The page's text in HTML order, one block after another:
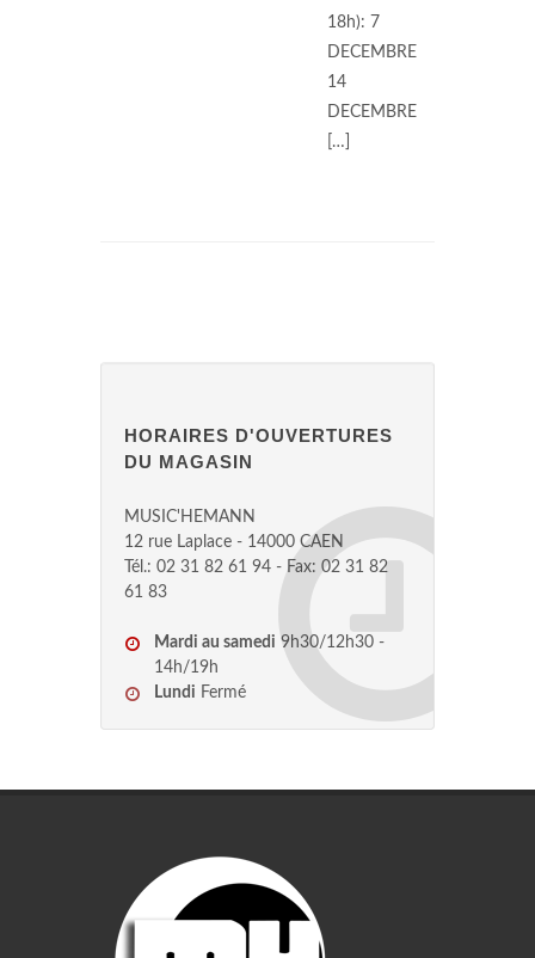
18h): 7
DECEMBRE
14
DECEMBRE
[…]
HORAIRES D'OUVERTURES
DU MAGASIN
MUSIC'HEMANN
12 rue Laplace - 14000 CAEN
Tél.: 02 31 82 61 94 - Fax: 02 31 82
61 83
Mardi au samedi 9h30/12h30 -
14h/19h
Lundi Fermé